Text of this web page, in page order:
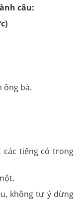
câu:
ông bà.
các tiếng có trong
không tự ý dừng